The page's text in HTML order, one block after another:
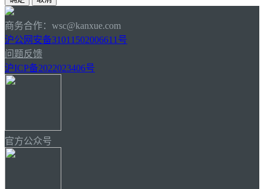
商务合作：wsc@kanxue.com
沪公网安备31011502006611号
问题反馈
沪ICP备2022023406号
官方公众号